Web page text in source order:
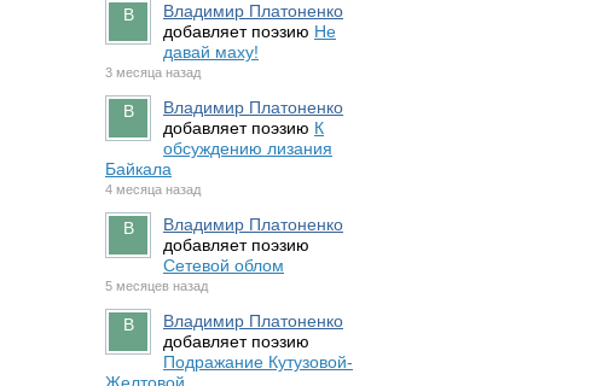
Владимир Платоненко
добавляет поэзию Не
давай маху!
3 месяца назад
Владимир Платоненко
добавляет поэзию К
обсуждению лизания
Байкала
4 месяца назад
Владимир Платоненко
добавляет поэзию
Сетевой облом
5 месяцев назад
Владимир Платоненко
добавляет поэзию
Подражание Кутузовой-